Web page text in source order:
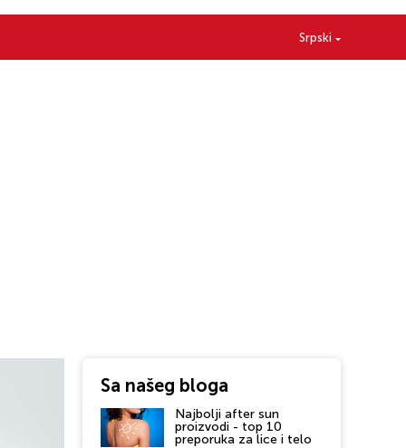
Srpski
Sa našeg bloga
Najbolji after sun
proizvodi - top 10
preporuka za lice i telo